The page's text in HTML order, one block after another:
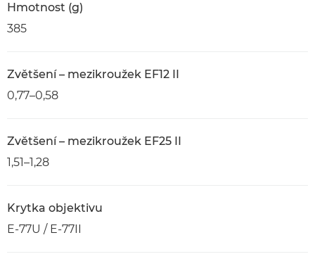
Hmotnost (g)
385
Zvětšení – mezikroužek EF12 II
0,77–0,58
Zvětšení – mezikroužek EF25 II
1,51–1,28
Krytka objektivu
E-77U / E-77II